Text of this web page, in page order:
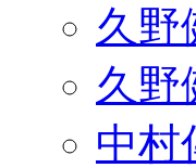
久野
久野
中村